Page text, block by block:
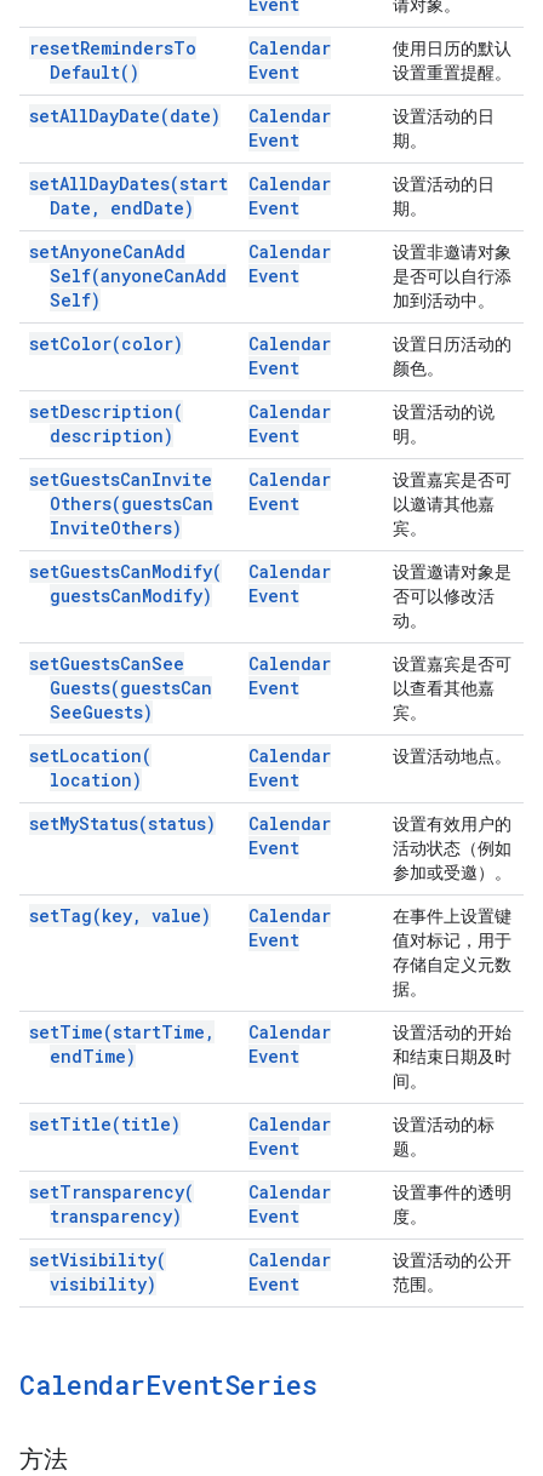
请对象。
resetRemindersTo
Default( )
Calendar
Event
使用日历的默认
设置重置提醒。
setAllDayDate(date)
Calendar
Event
设置活动的日
期。
setAllDayDates(start
Date , endDate)
Calendar
Event
设置活动的日
期。
setAnyoneCanAdd
Self(anyoneCanAdd
Self)
Calendar
Event
设置非邀请对象
是否可以自行添
加到活动中。
setColor(color)
Calendar
Event
设置日历活动的
颜色。
setDescription(
description)
Calendar
Event
设置活动的说
明。
setGuestsCanInvite
Others(guestsCan
InviteOthers)
Calendar
Event
设置嘉宾是否可
以邀请其他嘉
宾。
setGuestsCanModify(
guestsCanModify)
Calendar
Event
设置邀请对象是
否可以修改活
动。
setGuestsCanSee
Guests(guestsCan
SeeGuests)
Calendar
Event
设置嘉宾是否可
以查看其他嘉
宾。
setLocation(
location)
Calendar
Event
设置活动地点。
setMyStatus(status)
Calendar
Event
设置有效用户的
活动状态（例如
参加或受邀）。
setTag(key, value)
Calendar
Event
在事件上设置键
值对标记，用于
存储自定义元数
据。
setTime(startTime ,
endTime)
Calendar
Event
设置活动的开始
和结束日期及时
间。
setTitle(title)
Calendar
Event
设置活动的标
题。
setTransparency(
transparency)
Calendar
Event
设置事件的透明
度。
setVisibility(
visibility)
Calendar
Event
设置活动的公开
范围。
CalendarEventSeries
方法